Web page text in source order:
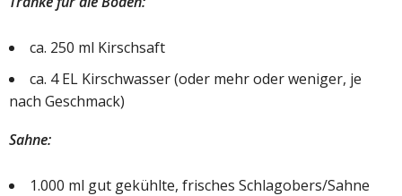
ca. 250 ml Kirschsaft
ca. 4 EL Kirschwasser (oder mehr oder weniger, je
nach Geschmack)
Sahne:
1.000 ml gut gekühlte, frisches Schlagobers/Sahne